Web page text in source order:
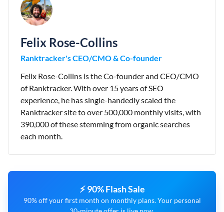
Felix Rose-Collins
Ranktracker's CEO/CMO & Co-founder
Felix Rose-Collins is the Co-founder and CEO/CMO
of Ranktracker. With over 15 years of SEO
experience, he has single-handedly scaled the
Ranktracker site to over 500,000 monthly visits, with
390,000 of these stemming from organic searches
each month.
⚡ 90% Flash Sale
90% off your first month on monthly plans. Your personal